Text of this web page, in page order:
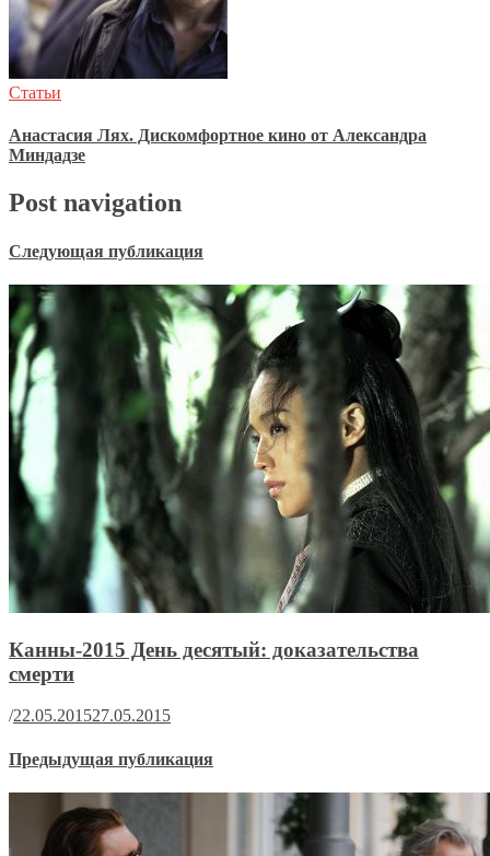
Статьи
Анастасия Лях. Дискомфортное кино от Александра
Миндадзе
Post navigation
Следующая публикация
Канны-2015 День десятый: доказательства
смерти
/22.05.201527.05.2015
Предыдущая публикация